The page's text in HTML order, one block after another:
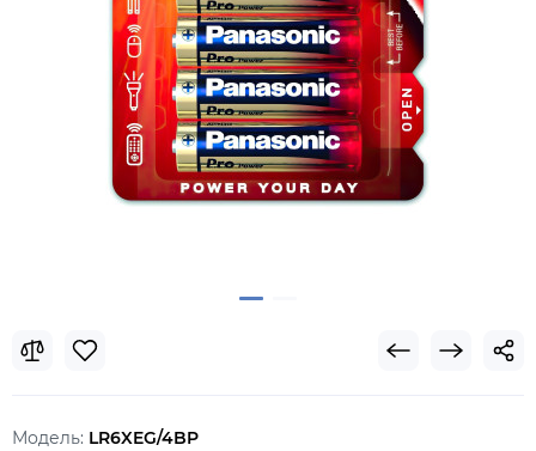
Модель: LR6XEG/4BP